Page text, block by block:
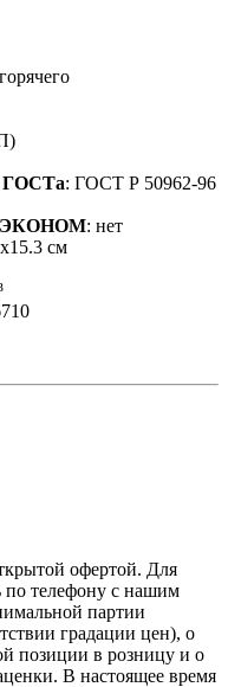
ГОСТа: ГОСТ Р 50962-96
ЭКОНОМ: нет
см
офертой. Для
по телефону с нашим
партии
градации цен), о
позиции в розницу и о
В настоящее время